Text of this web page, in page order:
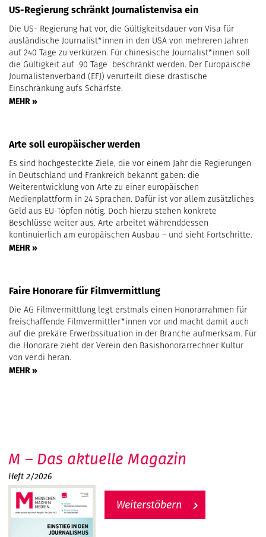
US-Regierung schränkt Journalistenvisa ein
Die US- Regierung hat vor, die Gültigkeitsdauer von Visa für
ausländische Journalist*innen in den USA von mehreren Jahren
auf 240 Tage zu verkürzen. Für chinesische Journalist*innen soll
die Gültigkeit auf 90 Tage beschränkt werden. Der Europäische
Journalistenverband (EFJ) verurteilt diese drastische
Einschränkung aufs Schärfste.
MEHR »
Arte soll europäischer werden
Es sind hochgesteckte Ziele, die vor einem Jahr die Regierungen
in Deutschland und Frankreich bekannt gaben: die
Weiterentwicklung von Arte zu einer europäischen
Medienplattform in 24 Sprachen. Dafür ist vor allem zusätzliches
Geld aus EU-Töpfen nötig. Doch hierzu stehen konkrete
Beschlüsse weiter aus. Arte arbeitet währenddessen
kontinuierlich am europäischen Ausbau – und sieht Fortschritte.
MEHR »
Faire Honorare für Filmvermittlung
Die AG Filmvermittlung legt erstmals einen Honorarrahmen für
freischaffende Filmvermittler*innen vor und macht damit auch
auf die prekäre Erwerbssituation in der Branche aufmerksam. Für
die Honorare zieht der Verein den Basishonorarrechner Kultur
von ver.di heran.
MEHR »
M – Das aktuelle Magazin
Heft 2/2026
Weiterstöbern